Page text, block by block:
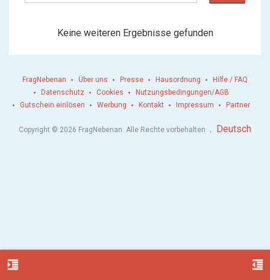
Keine weiteren Ergebnisse gefunden
format_indent_increase format_indent_decrease
FragNebenan Über uns Presse Hausordnung
Hilfe / FAQ
Datenschutz
Cookies
Nutzungsbedingungen/AGB
Gutschein einlösen
Werbung Kontakt Impressum Partner
Copyright © 2026 FragNebenan. Alle Rechte vorbehalten . Deutsch